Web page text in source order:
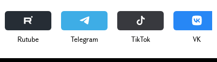
Rutube Telegram ТikТоk VK